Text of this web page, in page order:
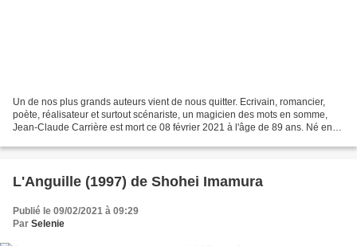
Un de nos plus grands auteurs vient de nous quitter. Ecrivain, romancier,
poète, réalisateur et surtout scénariste, un magicien des mots en somme,
Jean-Claude Carrière est mort ce 08 février 2021 à l'âge de 89 ans. Né en
L'Anguille (1997) de Shohei Imamura
Publié le 09/02/2021 à 09:29
Par Selenie